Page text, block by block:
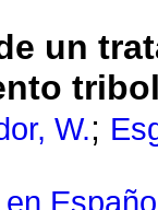
un
W.;